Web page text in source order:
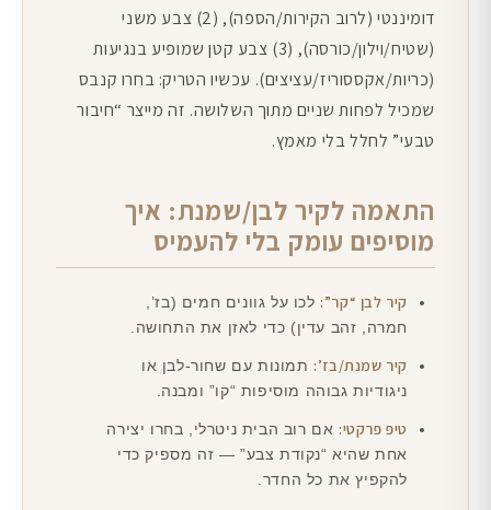
דומיננטי (לרוב הקירות/הספה), (2) צבע משני
(שטיח/וילון/כורסה), (3) צבע קטן שמופיע בנגיעות
(כריות/אקססוריז/עציצים). עכשיו הטריק: בחרו קנבס
שמכיל לפחות שניים מתוך השלושה. זה מייצר “חיבור
טבעי” לחלל בלי מאמץ.
התאמה לקיר לבן/שמנת: איך
מוסיפים עומק בלי להעמיס
קיר לבן “קר”:לכו על גוונים חמים (בז’,
חמרה, זהב עדין) כדי לאזן את התחושה.
קיר שמנת/בז’:תמונות עם שחור-לבן או
ניגודיות גבוהה מוסיפות “קו” ומבנה.
טיפ פרקטי: אם רוב הבית ניטרלי, בחרו יצירה
אחת שהיא “נקודת צבע” — זה מספיק כדי
להקפיץ את כל החדר.